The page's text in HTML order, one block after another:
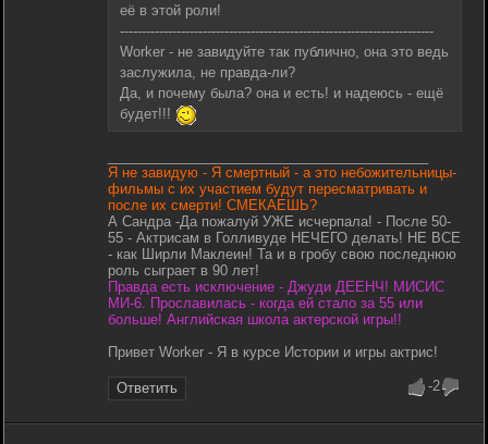
её в этой роли!
------------------------------------------------------------------------
Worker - не завидуйте так публично, она это ведь
заслужила, не правда-ли?
Да, и почему была? она и есть! и надеюсь - ещё
будет!!!
Я не завидую - Я смертный - а это небожительницы-
фильмы с их участием будут пересматривать и
после их смерти! СМЕКАЕШЬ?
А Сандра -Да пожалуй УЖЕ исчерпала! - После 50-
55 - Актрисам в Голливуде НЕЧЕГО делать! НЕ ВСЕ
- как Ширли Маклеин! Та и в гробу свою последнюю
роль сыграет в 90 лет!
Правда есть исключение - Джуди ДЕЕНЧ! МИСИС
МИ-6. Прославилась - когда ей стало за 55 или
больше! Английская школа актерской игры!!
Привет Worker - Я в курсе Истории и игры актрис!
Ответить -2